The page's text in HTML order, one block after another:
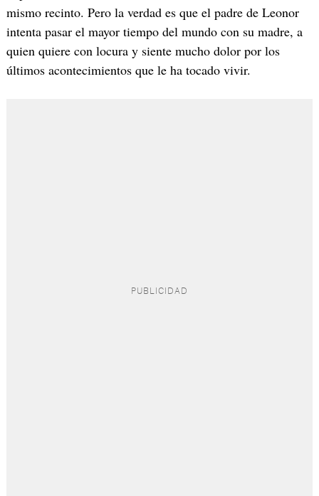
mismo recinto. Pero la verdad es que el padre de Leonor
intenta pasar el mayor tiempo del mundo con su madre, a
quien quiere con locura y siente mucho dolor por los
últimos acontecimientos que le ha tocado vivir.